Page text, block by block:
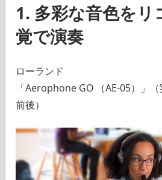
1. 多彩な音色をリ
覚で演奏
ローランド
「Aerophone GO （AE-05）」
前後）